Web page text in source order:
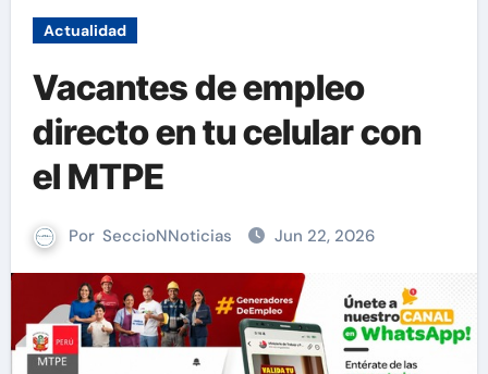
Actualidad
Vacantes de empleo
directo en tu celular con
el MTPE
Por SeccioNNoticias Jun 22, 2026